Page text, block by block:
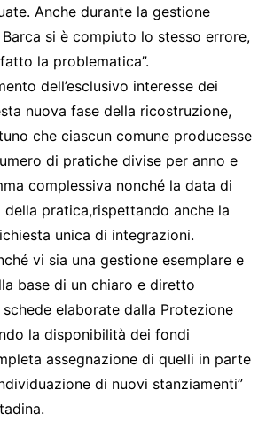
Anche durante la gestione
Barca si è compiuto lo stesso errore,
la problematica”.
dell’esclusivo interesse dei
nuova fase della ricostruzione,
che ciascun comune producesse
di pratiche divise per anno e
complessiva nonché la data di
pratica,rispettando anche la
unica di integrazioni.
vi sia una gestione esemplare e
base di un chiaro e diretto
elaborate dalla Protezione
la disponibilità dei fondi
assegnazione di quelli in parte
di nuovi stanziamenti”